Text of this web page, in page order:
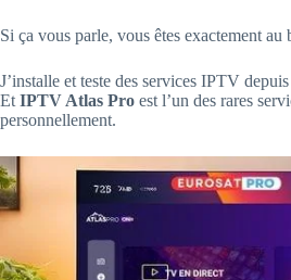
Si ça vous parle, vous êtes exactement au
J’installe et teste des services IPTV
Et IPTV Atlas Pro est l’un des rares
personnellement.